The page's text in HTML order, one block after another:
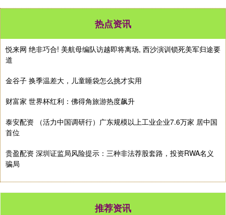
热点资讯
悦来网 绝非巧合! 美航母编队访越即将离场, 西沙演训锁死美军归途要
道
金谷子 换季温差大，儿童睡袋怎么挑才实用
财富家 世界杯红利：佛得角旅游热度飙升
泰安配资 （活力中国调研行）广东规模以上工业企业7.6万家 居中国
首位
贵盈配资 深圳证监局风险提示：三种非法荐股套路，投资RWA名义
骗局
推荐资讯